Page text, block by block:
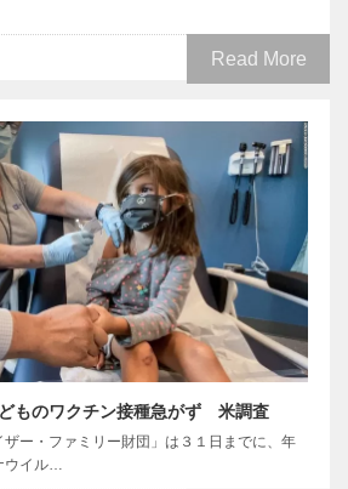
Read More
ものワクチン接種急がず 米調査
ー・ファミリー財団」は３１日までに、年
ウイル…